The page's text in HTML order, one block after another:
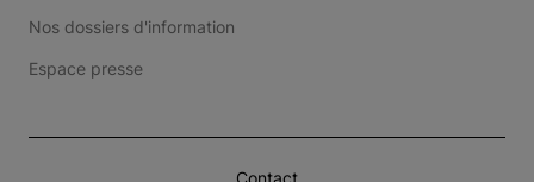
Nos dossiers d'information
Espace presse
Contact